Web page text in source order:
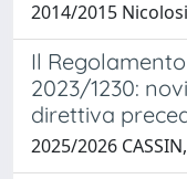
2014/2015
Il
2023/1230:
direttiva
2025/2026